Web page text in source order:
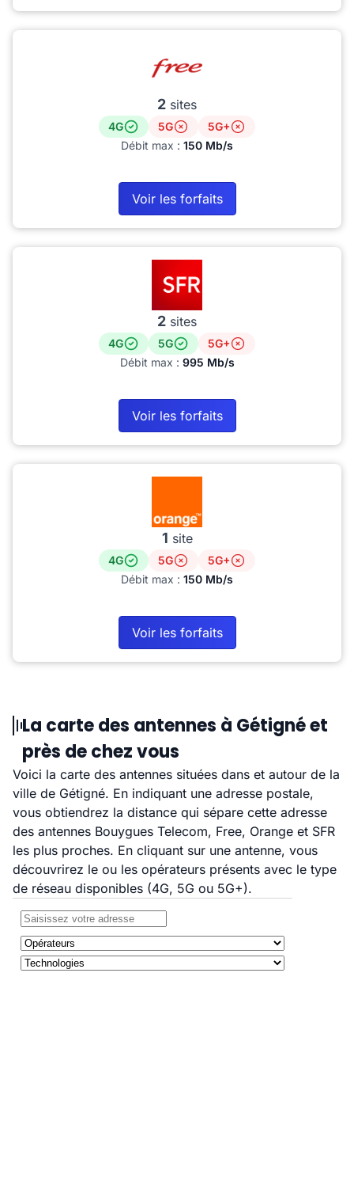
2 sites
4G 5G
5G+
Débit max : 150 Mb/s
Voir les forfaits
2 sites
4G 5G
5G+
Débit max : 995 Mb/s
Voir les forfaits
1 site
4G 5G
5G+
Débit max : 150 Mb/s
Voir les forfaits
La carte des antennes à Gétigné et
près de chez vous
Voici la carte des antennes situées dans et autour de la
ville de Gétigné. En indiquant une adresse postale,
vous obtiendrez la distance qui sépare cette adresse
des antennes Bouygues Telecom, Free, Orange et SFR
les plus proches. En cliquant sur une antenne, vous
découvrirez le ou les opérateurs présents avec le type
de réseau disponibles (4G, 5G ou 5G+).